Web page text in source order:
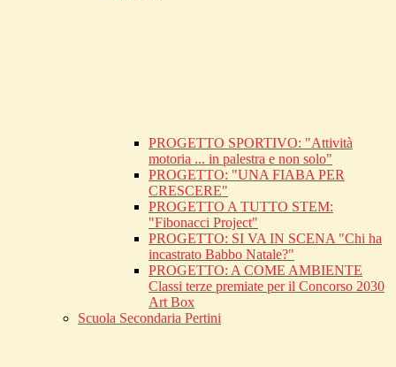
PROGETTO SPORTIVO: "Attività
motoria ... in palestra e non solo"
PROGETTO: "UNA FIABA PER
CRESCERE"
PROGETTO A TUTTO STEM:
"Fibonacci Project"
PROGETTO: SI VA IN SCENA "Chi ha
incastrato Babbo Natale?"
PROGETTO: A COME AMBIENTE
Classi terze premiate per il Concorso 2030
Art Box
Scuola Secondaria Pertini